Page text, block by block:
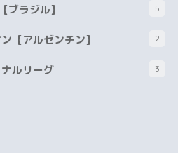
ブラジル】 5
【アルゼンチン】 2
ルリーグ 3